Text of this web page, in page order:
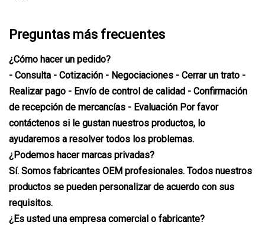
Preguntas más frecuentes
¿Cómo hacer un pedido?
- Consulta - Cotización - Negociaciones - Cerrar un trato -
Realizar pago - Envío de control de calidad - Confirmación
de recepción de mercancías - Evaluación Por favor
contáctenos si le gustan nuestros productos, lo
ayudaremos a resolver todos los problemas.
¿Podemos hacer marcas privadas?
Sí. Somos fabricantes OEM profesionales. Todos nuestros
productos se pueden personalizar de acuerdo con sus
requisitos.
¿Es usted una empresa comercial o fabricante?